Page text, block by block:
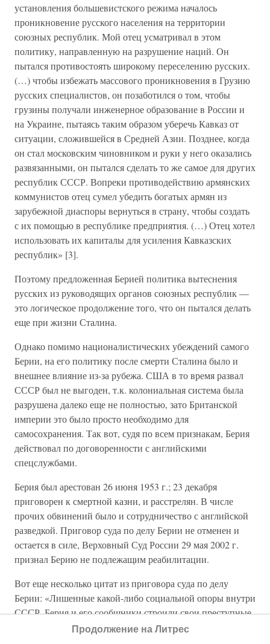
установления большевистского режима началось
проникновение русского населения на территории
союзных республик. Мой отец усматривал в этом
политику, направленную на разрушение наций. Он
пытался противостоять широкому переселению русских.
(…) чтобы избежать массового проникновения в Грузию
русских специалистов, он позаботился о том, чтобы
грузины получали инженерное образование в России и
на Украине, пытаясь таким образом уберечь Кавказ от
ситуации, сложившейся в Средней Азии. Позднее, когда
он стал московским чиновником и руки у него оказались
развязанными, он пытался сделать то же самое для других
республик СССР. Вопреки противодействию армянских
коммунистов отец сумел убедить богатых армян из
зарубежной диаспоры вернуться в страну, чтобы создать
с их помощью в республике предприятия. (…) Отец хотел
использовать их капиталы для усиления Кавказских
республик» [3].
Поэтому предложенная Берией политика вытеснения
русских из руководящих органов союзных республик —
это логическое продолжение того, что он пытался делать
еще при жизни Сталина.
Однако помимо националистических убеждений самого
Берии, на его политику после смерти Сталина было и
внешнее влияние из-за рубежа. США в то время развал
СССР был не выгоден, т.к. колониальная система была
разрушена далеко еще не полностью, зато Британской
империи это было просто необходимо для
самосохранения. Так вот, судя по всем признакам, Берия
действовал по договоренности с английскими
спецслужбами.
Берия был арестован 26 июня 1953 г.; 23 декабря
приговорен к смертной казни, и расстрелян. В числе
прочих обвинений было и сотрудничество с английской
разведкой. Приговор суда по делу Берии не отменен и
остается в силе, Верховный Суд России 29 мая 2002 г.
признал Берию не подлежащим реабилитации.
Вот еще несколько цитат из приговора суда по делу
Берии: «Лишенные какой-либо социальной опоры внутри
СССР, Берия и его сообщники строили свои преступные
расчеты на поддержку заговора реакционными
Продолжение на Литрес